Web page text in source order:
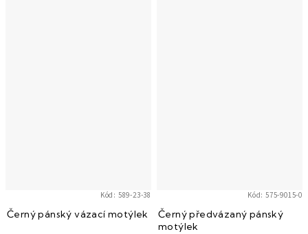
Černý pánský vázací motýlek
Kód: 589-23-38
Černý předvázaný pánský
motýlek
Kód: 575-9015-0